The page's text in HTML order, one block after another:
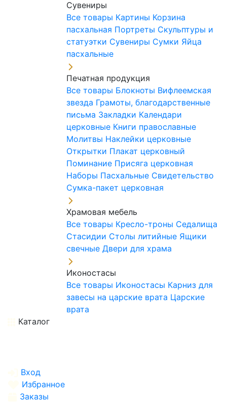
Сувениры
Все товары Картины Корзина
пасхальная Портреты Скульптуры и
статуэтки Сувениры Сумки Яйца
пасхальные
Печатная продукция
Все товары Блокноты Вифлеемская
звезда Грамоты, благодарственные
письма Закладки Календари
церковные Книги православные
Молитвы Наклейки церковные
Открытки Плакат церковный
Поминание Присяга церковная
Наборы Пасхальные Свидетельство
Сумка-пакет церковная
Храмовая мебель
Все товары Кресло-троны Седалища
Стасидии Столы литийные Ящики
свечные Двери для храма
Иконостасы
Все товары Иконостасы Карниз для
завесы на царские врата Царские
врата
Каталог
Вход
Избранное
Заказы